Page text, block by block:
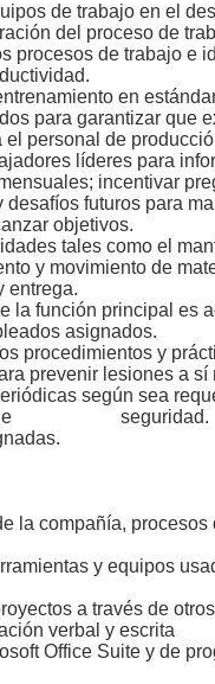
de trabajo en el
del proceso de
procesos de trabajo e
en
para garantizar que
personal de
líderes para
incentivar
futuros para
objetivos.
tales como el
y movimiento de
entrega.
la función principal es
asignados.
procedimientos y
prevenir lesiones a
según sea
de seguridad.
la compañía,
y equipos
a través de otros
verbal y escrita
Office Suite y de